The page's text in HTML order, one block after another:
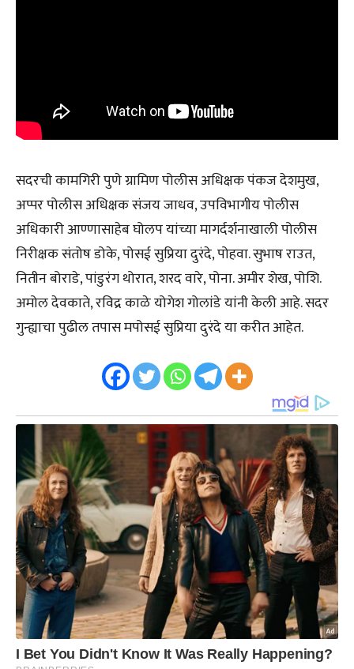
सदरची कामगिरी पुणे ग्रामिण पोलीस अधिक्षक पंकज देशमुख,
अप्पर पोलीस अधिक्षक संजय जाधव, उपविभागीय पोलीस
अधिकारी आण्णासाहेब घोलप यांच्या मागर्दर्शनाखाली पोलीस
निरीक्षक संतोष डोके, पोसई सुप्रिया दुरंदे, पोहवा. सुभाष राउत,
नितीन बोराडे, पांडुरंग थोरात, शरद वारे, पोना. अमीर शेख, पोशि.
अमोल देवकाते, रविद्र काळे योगेश गोलांडे यांनी केली आहे. सदर
गुन्ह्याचा पुढील तपास मपोसई सुप्रिया दुरंदे या करीत आहेत.